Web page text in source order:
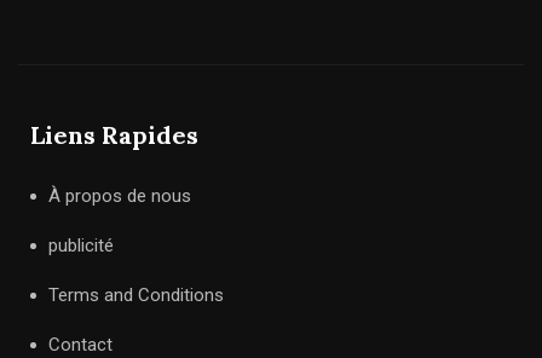
Liens Rapides
À propos de nous
publicité
Terms and Conditions
Contact